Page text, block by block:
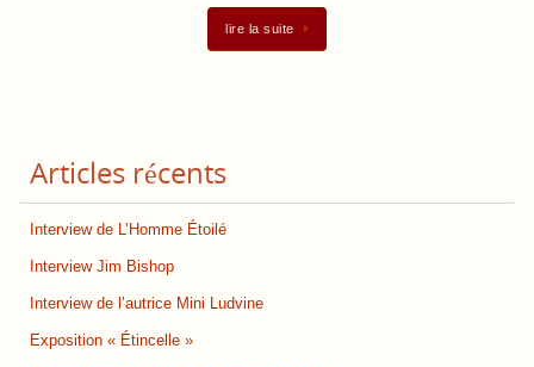
lire la suite
Articles récents
Interview de L’Homme Étoilé
Interview Jim Bishop
Interview de l’autrice Mini Ludvine
Exposition « Étincelle »